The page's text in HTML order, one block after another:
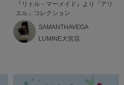
『リトル・マーメイド』より「アリ
エル」コレクション
SAMANTHAVEGA
LUMINE大宮店